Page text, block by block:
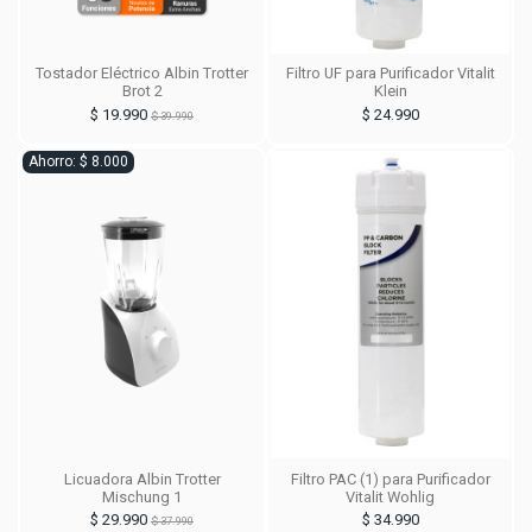
Tostador Eléctrico Albin Trotter
Brot 2
$ 19.990 $ 39.990
Filtro UF para Purificador Vitalit
Klein
$ 24.990
Ahorro: $ 8.000
Licuadora Albin Trotter
Mischung 1
$ 29.990 $ 37.990
Filtro PAC (1) para Purificador
Vitalit Wohlig
$ 34.990